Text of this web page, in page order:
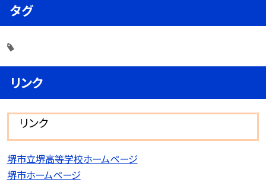
タグ
リンク
リンク
堺市立堺高等学校ホームページ
堺市ホームページ